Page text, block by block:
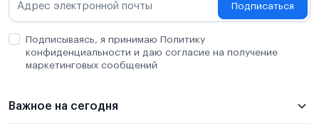
Подписаться
Подписываясь, я принимаю Политику
конфиденциальности и даю согласие на получение
маркетинговых сообщений
Важное на сегодня